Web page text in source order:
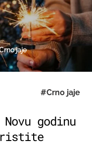
#Crno jaje
godinu
jaje